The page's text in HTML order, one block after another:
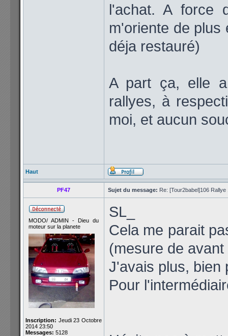
l'achat. A force
m'oriente de plus
déja restauré)
A part ça, elle
rallyes, à
moi, et aucun
Haut
PF47 Sujet du message: Re: [Tour2babel]106 Rallye
MODO/ ADMIN - Dieu du
moteur sur la planete
Inscription: Jeudi 23 Octobre
2014 23:50
Messages: 5128
SL_
Cela me parait
(mesure de
J'avais plus, bien
Pour